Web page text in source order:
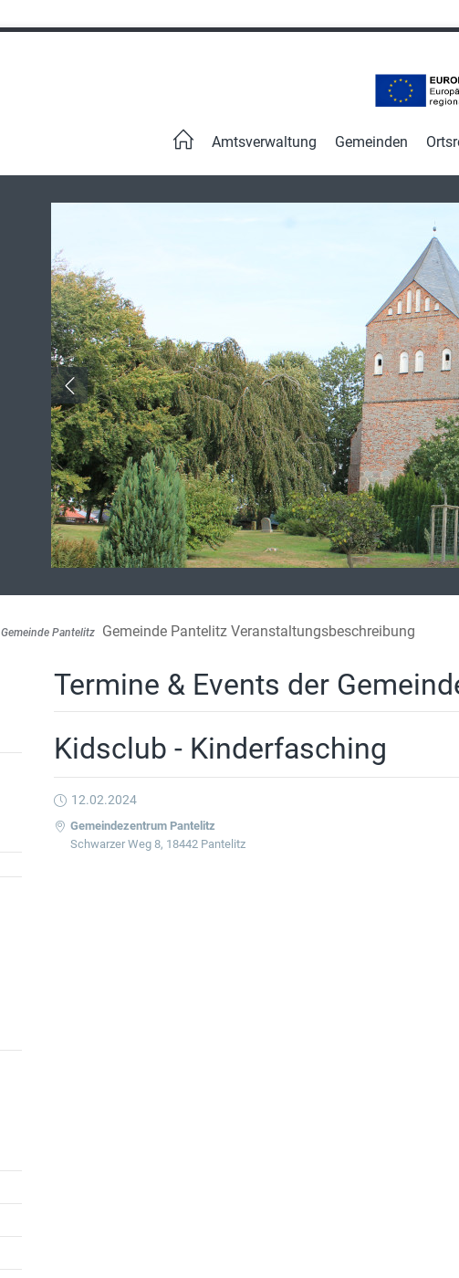
überspringenAmtsverwaltung Gemeinden
Gemeinde Pantelitz Gemeinde Pantelitz Veranstaltungsbeschreibung
Termine & Events der
Kidsclub - Kinderfasching
12.02.2024
Gemeindezentrum Pantelitz
Schwarzer Weg 8, 18442 Pantelitz